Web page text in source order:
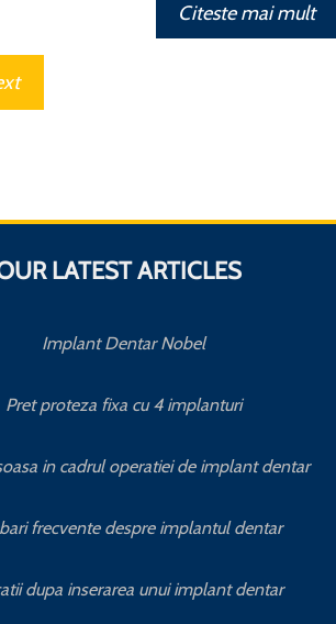
Citeste mai mult
LATEST ARTICLES
Implant Dentar Nobel
Pret proteza fixa cu 4 implanturi
in cadrul operatiei de implant dentar
frecvente despre implantul dentar
dupa inserarea unui implant dentar